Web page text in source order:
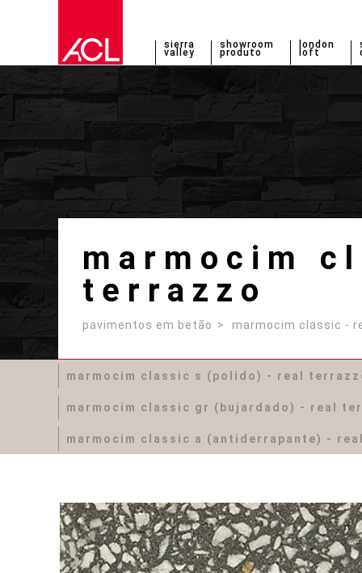
sierra
valley
showroom
produto
london
loft
marmocim
terrazzo
pavimentos em betão marmocim classic -
marmocim classic s (polido) - real
marmocim classic gr (bujardado) - real
marmocim classic a (antiderrapante) -